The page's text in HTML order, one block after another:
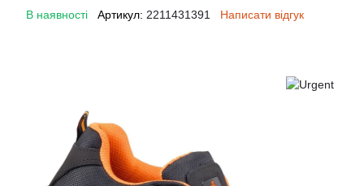
В наявності Артикул: 2211431391 Написати відгук